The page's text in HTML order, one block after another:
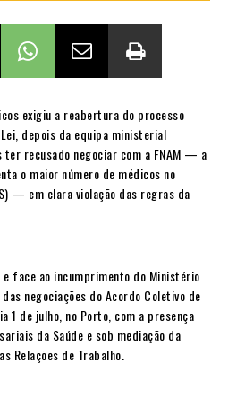
exigiu a reabertura do processo
depois da equipa ministerial
recusado negociar com a FNAM — a
o maior número de médicos no
— em clara violação das regras da
face ao incumprimento do Ministério
negociações do Acordo Coletivo de
1 de julho, no Porto, com a presença
da Saúde e sob mediação da
Relações de Trabalho.